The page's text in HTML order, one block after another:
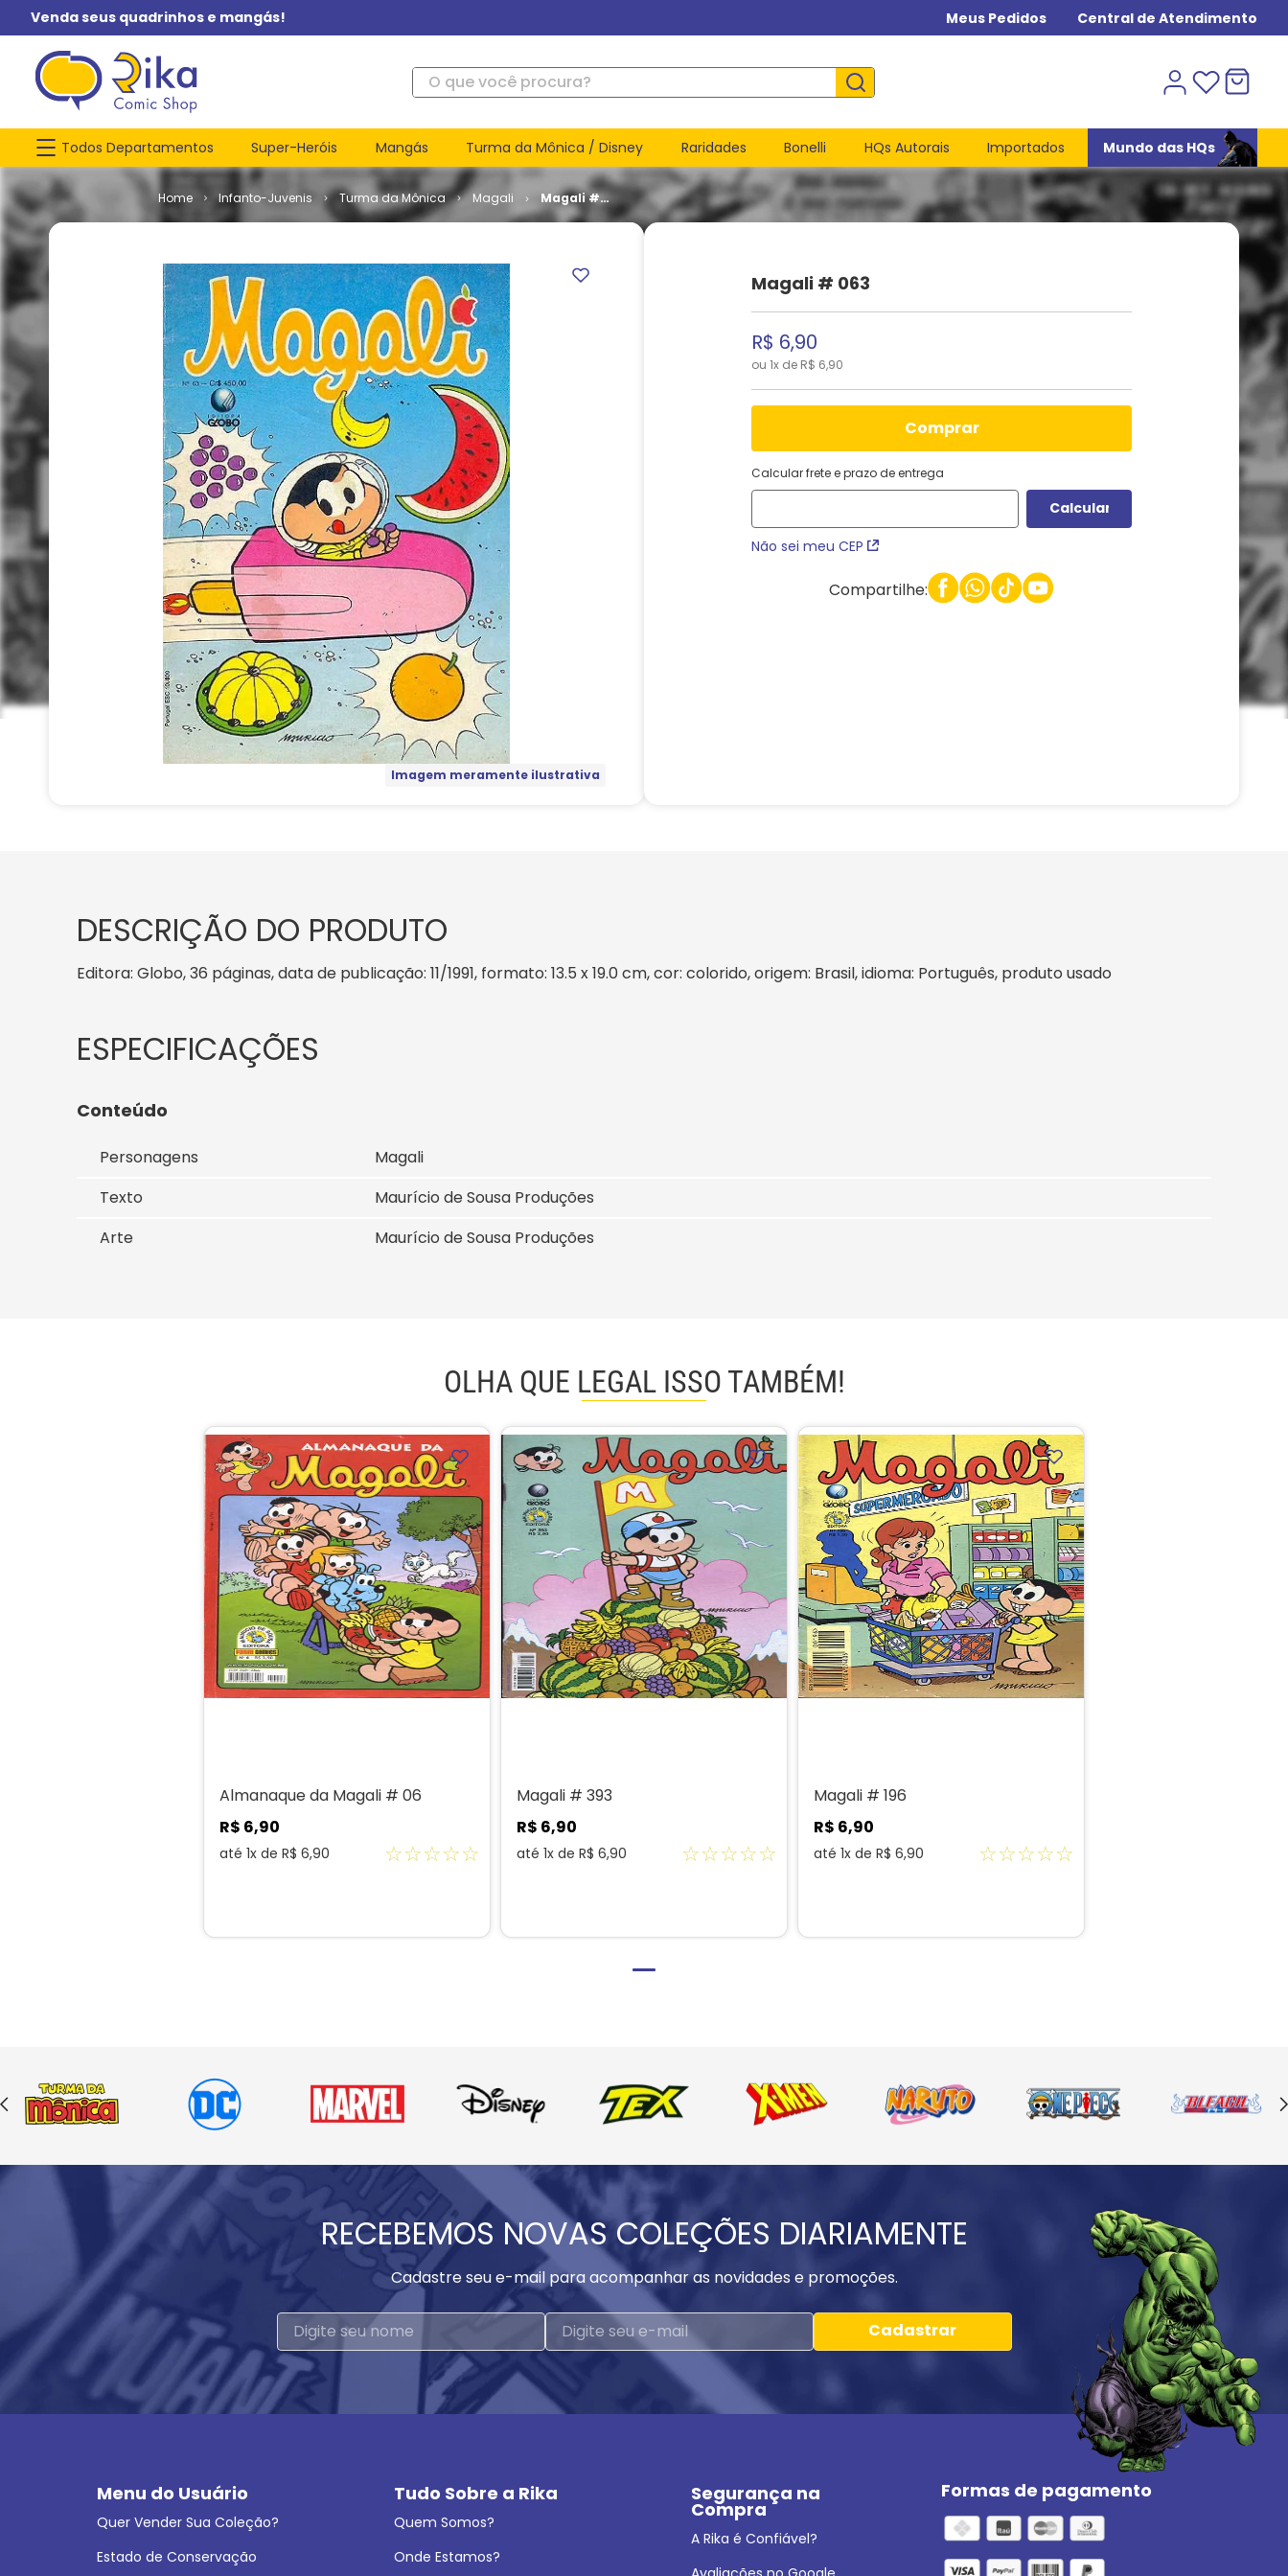
Venda seus quadrinhos e mangás! Meus Pedidos Central de Atendimento
O que você procura?
Todos Departamentos Super-Heróis Mangás Turma da Mônica / Disney Raridades Bonelli HQs Autorais Importados Mundo das HQs
Infanto-Juvenis Turma da Mônica Magali
Magali #
063
Imagem meramente ilustrativa
Magali # 063
R$ 6,90
ou 1x de R$ 6,90
comprar
Calcular frete e prazo de entrega
Não sei meu CEP
Compartilhe:
DESCRIÇÃO DO PRODUTO
Editora: Globo, 36 páginas, data de publicação: 11/1991, formato: 13.5 x 19.0 cm, cor: colorido, origem: Brasil, idioma: Português, produto usado
Conteúdo
Personagens
Magali
Texto
Maurício de Sousa Produções
Arte
Maurício de Sousa Produções
OLHA QUE LEGAL ISSO TAMBÉM!
Almanaque da Magali # 06
R$ 6,90
até 1x de R$ 6,90 ☆☆☆☆☆
Magali # 393
R$ 6,90
até 1x de R$ 6,90 ☆☆☆☆☆
Magali # 196
R$ 6,90
até 1x de R$ 6,90 ☆☆☆☆☆
RECEBEMOS NOVAS COLEÇÕES DIARIAMENTE
Cadastre seu e-mail para acompanhar as novidades e promoções.
Cadastrar
Menu do Usuário
Quer Vender Sua Coleção?
Estado de Conservação
Tudo Sobre a Rika
Quem Somos?
Onde Estamos?
Segurança na
Compra
A Rika é Confiável?
Formas de pagamento